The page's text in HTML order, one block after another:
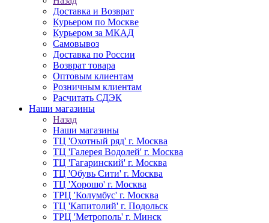
Доставка и Возврат
Курьером по Москве
Курьером за МКАД
Самовывоз
Доставка по России
Возврат товара
Оптовым клиентам
Розничным клиентам
Расчитать СДЭК
Наши магазины
Назад
Наши магазины
ТЦ 'Охотный ряд' г. Москва
ТЦ 'Галерея Водолей' г. Москва
ТЦ 'Гагаринский' г. Москва
ТЦ 'Обувь Сити' г. Москва
ТЦ 'Хорошо' г. Москва
ТРЦ 'Колумбус' г. Москва
ТЦ 'Капитолий' г. Подольск
ТРЦ 'Метрополь' г. Минск